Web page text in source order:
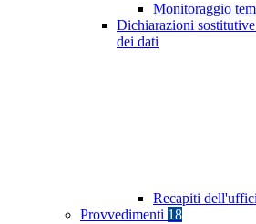
Monitoraggio
Dichiarazioni
dei dati
Recapiti
Provvedimenti 18